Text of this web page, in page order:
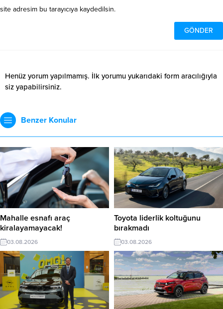
site adresim bu tarayıcıya kaydedilsin.
Henüz yorum yapılmamış. İlk yorumu yukarıdaki form aracılığıyla
siz yapabilirsiniz.
Benzer Konular
Mahalle esnafı araç
kiralayamayacak!
03.08.2026
Toyota liderlik koltuğunu
bırakmadı
03.08.2026